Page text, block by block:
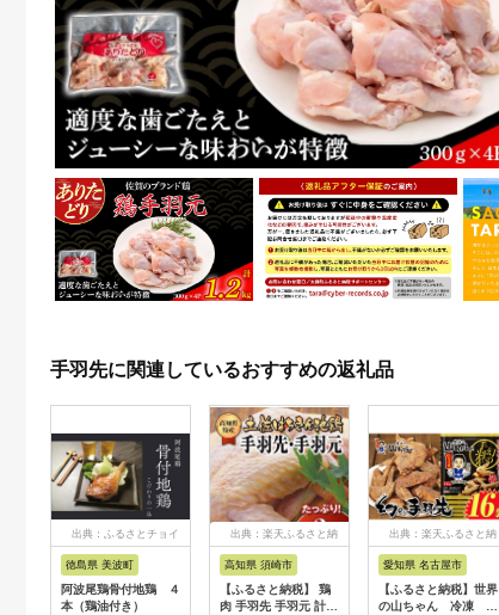
手羽先に関連しているおすすめの返礼品
出典：ふるさとチョイ
徳島県 美波町
阿波尾鶏骨付地鶏 ４
本（鶏油付き）
出典：楽天ふるさと納
高知県 須崎市
【ふるさと納税】 鶏
肉 手羽先 手羽元 計
出典：楽天ふるさと納
愛知県 名古屋市
【ふるさと納税】世界
の山ちゃん 冷凍 幻